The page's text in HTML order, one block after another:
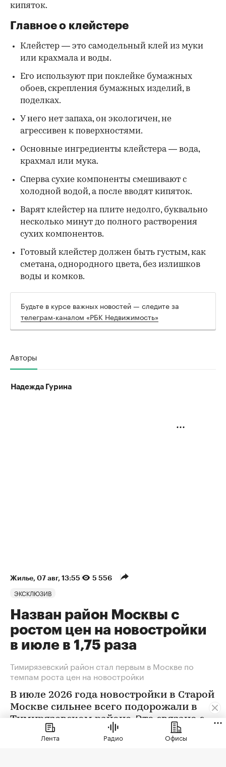
кипяток.
Главное о клейстере
Клейстер — это самодельный клей из муки
или крахмала и воды.
Его используют при поклейке бумажных
обоев, скрепления бумажных изделий, в
поделках.
У него нет запаха, он экологичен, не
агрессивен к поверхностями.
Основные ингредиенты клейстера — вода,
крахмал или мука.
Сперва сухие компоненты смешивают с
холодной водой, а после вводят кипяток.
Варят клейстер на плите недолго, буквально
несколько минут до полного растворения
сухих компонентов.
Готовый клейстер должен быть густым, как
сметана, однородного цвета, без излишков
воды и комков.
Будьте в курсе важных новостей — следите за
телеграм-каналом «РБК Недвижимость»
Авторы
Надежда Гурина
Жилье⁠, 07 авг, 13:55 5 556
ЭКСКЛЮЗИВ
Назван район Москвы с
ростом цен на новостройки
в июле в 1,75 раза
Тимирязевский район стал первым в Москве по
темпам роста цен на новостройки
В июле 2026 года новостройки в Старой
Москве сильнее всего подорожали в
Тимирязевском районе. Это связано с
появлением в экспозиции нового
проекта бизнес-класса
Лента Радио Офисы